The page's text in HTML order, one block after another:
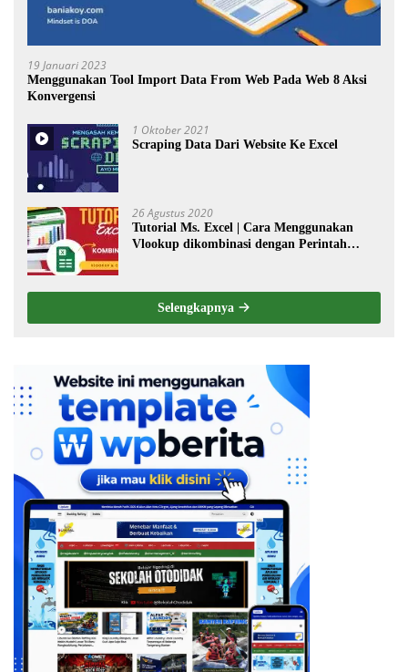
19 Januari 2023
Menggunakan Tool Import Data From Web Pada Web 8 Aksi
Konvergensi
1 Oktober 2021
Scraping Data Dari Website Ke Excel
26 Agustus 2020
Tutorial Ms. Excel | Cara Menggunakan
Vlookup dikombinasi dengan Perintah
Selengkapnya